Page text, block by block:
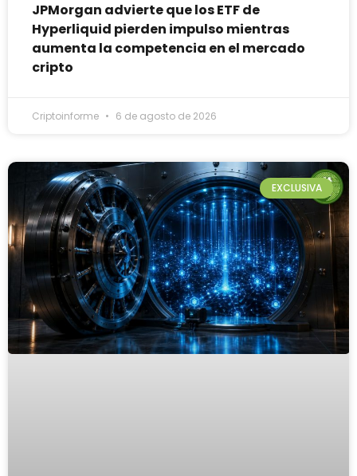
JPMorgan advierte que los ETF de
Hyperliquid pierden impulso mientras
aumenta la competencia en el mercado
cripto
Criptoinforme 6 de agosto de 2026
EXCLUSIVA